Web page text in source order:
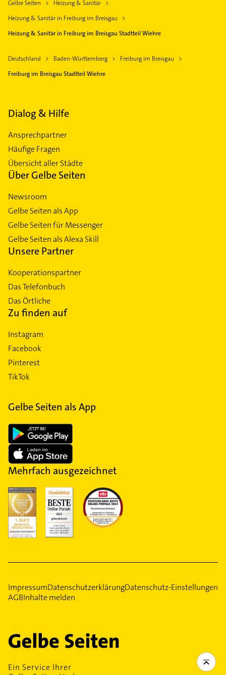
Gelbe Seiten
Heizung & Sanitär
Heizung & Sanitär in Freiburg im Breisgau
Heizung & Sanitär in Freiburg im Breisgau Stadtteil Wiehre
Deutschland Baden-Württemberg
Freiburg im Breisgau
Freiburg im Breisgau Stadtteil Wiehre
Dialog & Hilfe
Ansprechpartner
Häufige Fragen
Übersicht aller Städte
Über Gelbe Seiten
Newsroom
Gelbe Seiten als App
Gelbe Seiten für Messenger
Gelbe Seiten als Alexa Skill
Unsere Partner
Kooperationspartner
Das Telefonbuch
Das Örtliche
Zu finden auf
Instagram
Facebook
Pinterest
TikTok
Gelbe Seiten als App
Mehrfach ausgezeichnet
ImpressumDatenschutzerklärungDatenschutz-Einstellungen
AGBInhalte melden
Ein Service Ihrer